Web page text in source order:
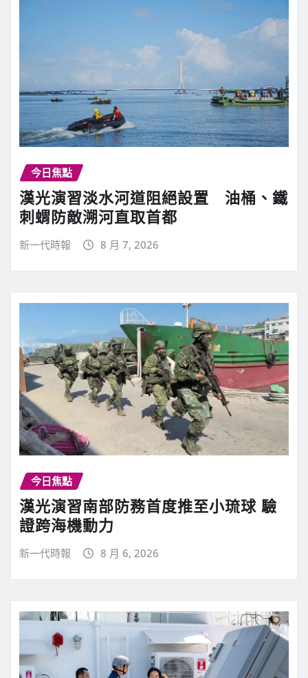
今日焦點
漢光演習淡水河道阻絕設置 油桶、鐵
刺蝟防敵溯河直取首都
新一代時報 8 月 7, 2026
今日焦點
漢光演習南部防務首度推至小琉球 驗
證跨海機動力
新一代時報 8 月 6, 2026